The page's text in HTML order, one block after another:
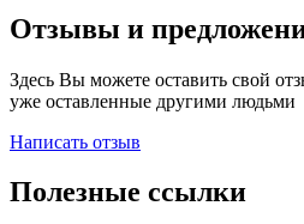
Отзывы и
Здесь Вы можете оставить свой
уже оставленные другими людьми
Написать отзыв
Полезные ссылки